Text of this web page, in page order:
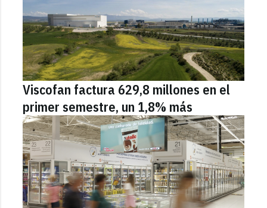
Viscofan factura 629,8 millones en el
primer semestre, un 1,8% más